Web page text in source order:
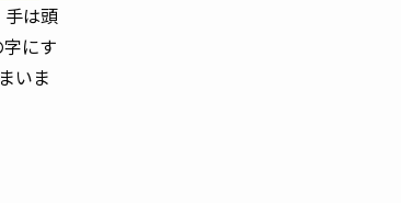
手は頭
にす
いま